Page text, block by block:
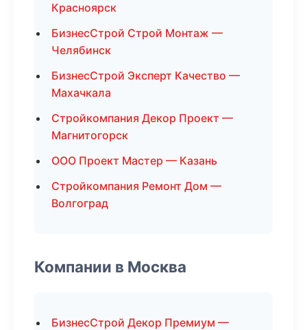
Красноярск
БизнесСтрой Строй Монтаж —
Челябинск
БизнесСтрой Эксперт Качество —
Махачкала
Стройкомпания Декор Проект —
Магнитогорск
ООО Проект Мастер — Казань
Стройкомпания Ремонт Дом —
Волгоград
Компании в Москва
БизнесСтрой Декор Премиум —